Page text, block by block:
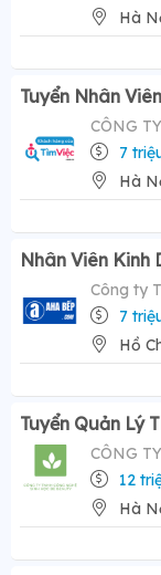
Hà
Tuyển Nhân
CÔNG
7
Hà
Nhân Viên Kinh
Công ty
7
Hồ
12
Hà